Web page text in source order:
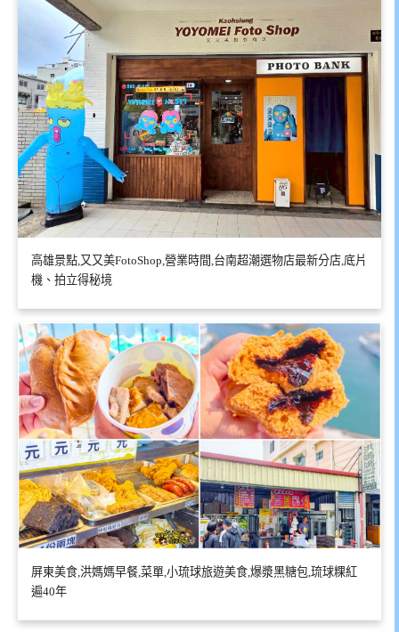
高雄景點,又又美FotoShop,營業時間,台南超潮選物店最新分店,底片
機、拍立得秘境
屏東美食,洪媽媽早餐,菜單,小琉球旅遊美食,爆漿黑糖包,琉球粿紅
遍40年